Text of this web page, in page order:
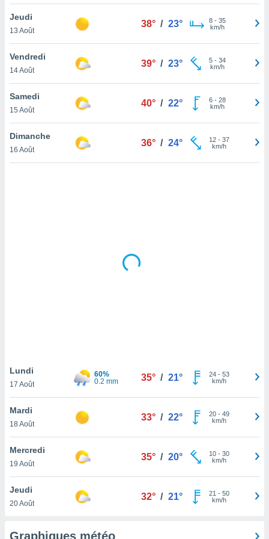
votre
à
en
le
notre
que
et que
Jeudi
13 Août
38° / 23° 8- 35
km/h
Vendredi
14 Août
39° / 23° 5- 34
km/h
Samedi
15 Août
40° / 22° 6- 28
km/h
Dimanche
16 Août
36° / 24° 12- 37
km/h
Lundi
17 Août
60%
0.2 mm
35° / 21° 24- 53
km/h
Mardi
18 Août
33° / 22° 20- 49
km/h
Mercredi
19 Août
35° / 20° 10- 30
km/h
Jeudi
20 Août
32° / 21° 21 - 50
km/h
Graphiques météo